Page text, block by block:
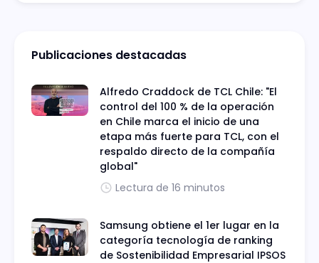
Publicaciones destacadas
Alfredo Craddock de TCL Chile: "El
control del 100 % de la operación
en Chile marca el inicio de una
etapa más fuerte para TCL, con el
respaldo directo de la compañía
global"
Lectura de 16 minutos
Samsung obtiene el 1er lugar en la
categoría tecnología de ranking
de Sostenibilidad Empresarial IPSOS